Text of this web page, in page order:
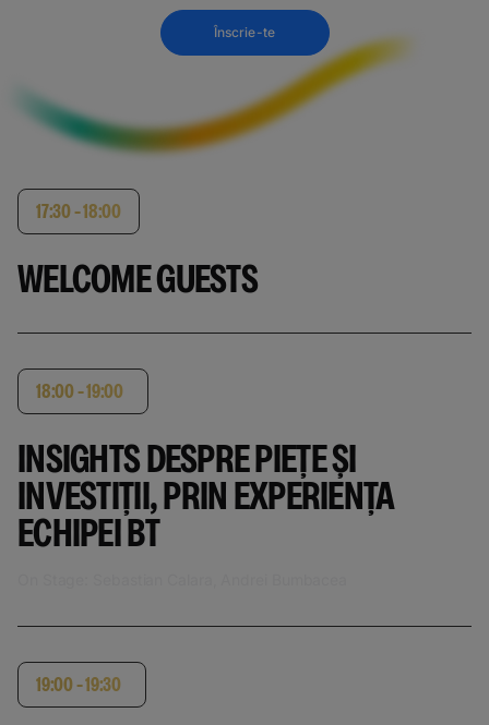
Înscrie-te
17:30 - 18:00
WELCOME GUESTS
18:00 - 19:00
INSIGHTS DESPRE PIEȚE ȘI
INVESTIȚII, PRIN EXPERIENȚA
ECHIPEI BT
19:00 - 19:30